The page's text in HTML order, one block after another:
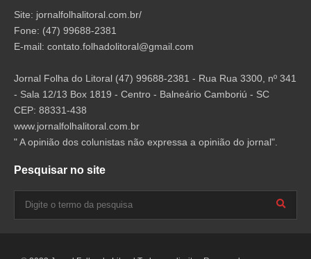
Site: jornalfolhalitoral.com.br/
Fone: (47) 99688-2381
E-mail: contato.folhadolitoral@gmail.com
Jornal Folha do Litoral (47) 99688-2381 - Rua Rua 3300, nº 341
- Sala 12/13 Box 1819 - Centro - Balneário Camboriú - SC
CEP: 88331-438
www.jornalfolhalitoral.com.br
" A opinião dos colunistas não expressa a opinião do jornal".
Pesquisar no site